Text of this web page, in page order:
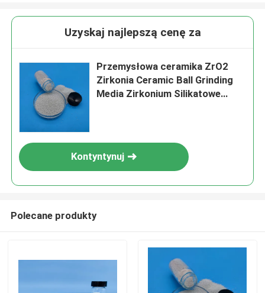
Uzyskaj najlepszą cenę za
Przemysłowa ceramika ZrO2
Zirkonia Ceramic Ball Grinding
Media Zirkonium Silikatowe
Kontyntynuj
Polecane produkty